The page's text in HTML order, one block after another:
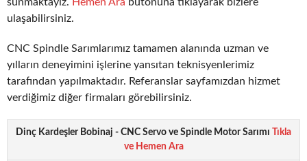
ulaşabilirsiniz.
CNC Spindle Sarımlarımız tamamen alanında uzman ve
yılların deneyimini işlerine yansıtan teknisyenlerimiz
tarafından yapılmaktadır. Referanslar sayfamızdan hizmet
verdiğimiz diğer firmaları görebilirsiniz.
Dinç Kardeşler Bobinaj - CNC Servo ve Spindle Motor Sarımı Tıkla
ve Hemen Ara